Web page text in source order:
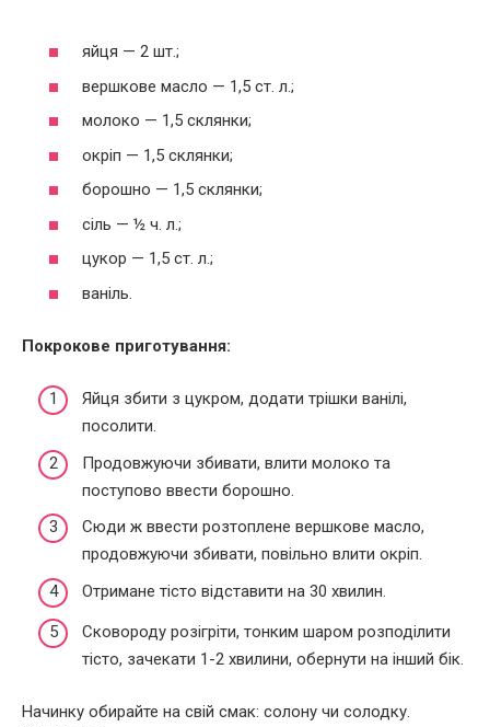
яйця — 2 шт.;
вершкове масло — 1,5 ст. л.;
молоко — 1,5 склянки;
окріп — 1,5 склянки;
борошно — 1,5 склянки;
сіль — ½ ч. л.;
цукор — 1,5 ст. л.;
ваніль.
Покрокове приготування:
Яйця збити з цукром, додати трішки ванілі,
посолити.
Продовжуючи збивати, влити молоко та
поступово ввести борошно.
Сюди ж ввести розтоплене вершкове масло,
продовжуючи збивати, повільно влити окріп.
Отримане тісто відставити на 30 хвилин.
Сковороду розігріти, тонким шаром розподілити
тісто, зачекати 1-2 хвилини, обернути на інший бік.
Начинку обирайте на свій смак: солону чи солодку.